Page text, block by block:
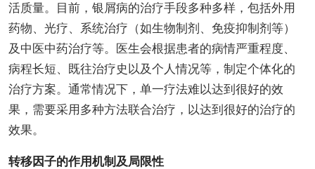
活质量。目前，银屑病的治疗手段多种多样，包括外用
药物、光疗、系统治疗（如生物制剂、免疫抑制剂等）
及中医中药治疗等。医生会根据患者的病情严重程度、
病程长短、既往治疗史以及个人情况等，制定个体化的
治疗方案。通常情况下，单一疗法难以达到很好的效
果，需要采用多种方法联合治疗，以达到很好的治疗的
效果。
转移因子的作用机制及局限性